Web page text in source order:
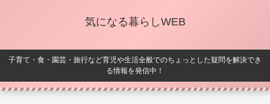
気になる暮らしWEB
子育て・食・園芸・旅行など育児や生活全般でのちょっとした疑問を解決でき
る情報を発信中！